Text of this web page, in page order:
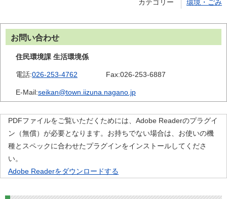
カテゴリー 環境・ごみ
お問い合わせ
住民環境課 生活環境係
電話:026-253-4762 Fax:026-253-6887
E-Mail:seikan@town.iizuna.nagano.jp
PDFファイルをご覧いただくためには、Adobe Readerのプラグイ
ン（無償）が必要となります。お持ちでない場合は、お使いの機
種とスペックに合わせたプラグインをインストールしてくださ
い。
Adobe Readerをダウンロードする